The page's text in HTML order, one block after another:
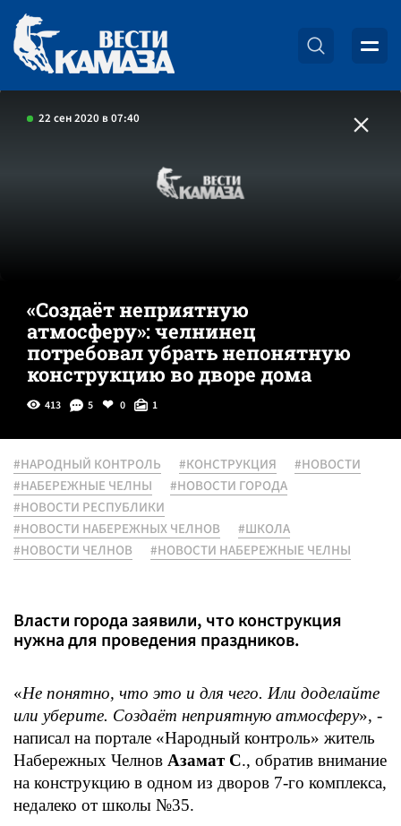
22 сен 2020 в 07:40
«Создаёт неприятную
атмосферу»: челнинец
потребовал убрать непонятную
конструкцию во дворе дома
413 5 0 1
#НАРОДНЫЙ КОНТРОЛЬ #КОНСТРУКЦИЯ
#НОВОСТИ
#НАБЕРЕЖНЫЕ ЧЕЛНЫ
#НОВОСТИ ГОРОДА
#НОВОСТИ РЕСПУБЛИКИ
#НОВОСТИ НАБЕРЕЖНЫХ ЧЕЛНОВ
#ШКОЛА
#НОВОСТИ ЧЕЛНОВ
#НОВОСТИ НАБЕРЕЖНЫЕ ЧЕЛНЫ
Власти города заявили, что конструкция
нужна для проведения праздников.
«Не понятно, что это и для чего. Или доделайте
или уберите. Создаёт неприятную атмосферу», -
написал на портале «Народный контроль» житель
Набережных Челнов Азамат С., обратив внимание
на конструкцию в одном из дворов 7-го комплекса,
недалеко от школы №35.